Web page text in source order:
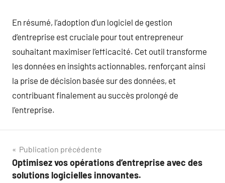
En résumé, l’adoption d’un logiciel de gestion
d’entreprise est cruciale pour tout entrepreneur
souhaitant maximiser l’efficacité. Cet outil transforme
les données en insights actionnables, renforçant ainsi
la prise de décision basée sur des données, et
contribuant finalement au succès prolongé de
l’entreprise.
Navigation
de
Publication précédente
Optimisez vos opérations d’entreprise avec des
solutions logicielles innovantes.